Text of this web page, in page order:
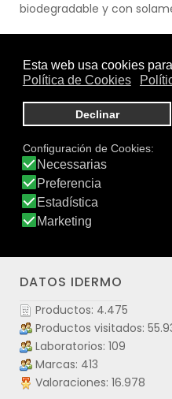
biodegradable y con
Para lograr esto, el equipo
filtros que no estuvieran
para así ofrecer una
El primer producto de
beneficia de la nueva
garantizando una
que se dirige a todo tipo de
Ver producto
DATOS IDERMO
Productos: 4.475
Productos visitados:
Laboratorios: 109
Marcas: 413
Valoraciones: 16.978